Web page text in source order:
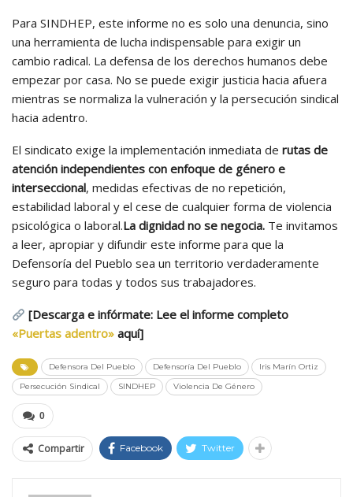
Para SINDHEP, este informe no es solo una denuncia, sino
una herramienta de lucha indispensable para exigir un
cambio radical. La defensa de los derechos humanos debe
empezar por casa. No se puede exigir justicia hacia afuera
mientras se normaliza la vulneración y la persecución sindical
hacia adentro.
El sindicato exige la implementación inmediata de rutas de
atención independientes con enfoque de género e
interseccional, medidas efectivas de no repetición,
estabilidad laboral y el cese de cualquier forma de violencia
psicológica o laboral.La dignidad no se negocia. Te invitamos
a leer, apropiar y difundir este informe para que la
Defensoría del Pueblo sea un territorio verdaderamente
seguro para todas y todos sus trabajadores.
[Descarga e infórmate: Lee el informe completo
«Puertas adentro» aquí]
Defensora Del Pueblo Defensoría Del Pueblo
Iris Marín Ortiz
Persecución Sindical
SINDHEP Violencia De Género
0
Compartir Facebook Twitter